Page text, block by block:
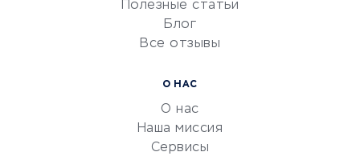
УСЛУГИ ДЛЯ БИЗНЕСА
Полезные статьи
Блог
Все отзывы
О НАС
О нас
Наша миссия
Сервисы